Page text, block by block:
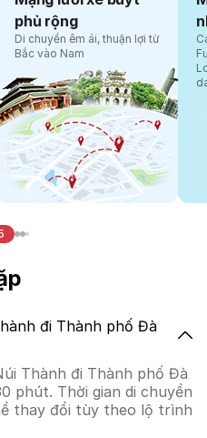
phủ rộng
Di chuyển êm ái, thuận lợi từ
Bắc vào Nam
đi Thành phố Đà
Thành đi Thành phố Đà
phút. Thời gian di chuyển
thay đổi tùy theo lộ trình